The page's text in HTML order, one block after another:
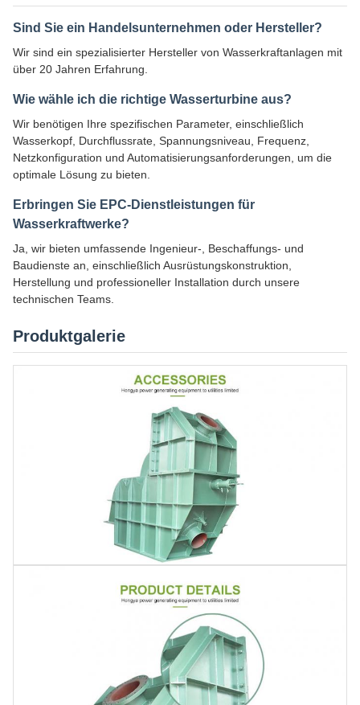
Sind Sie ein Handelsunternehmen oder Hersteller?
Wir sind ein spezialisierter Hersteller von Wasserkraftanlagen mit
über 20 Jahren Erfahrung.
Wie wähle ich die richtige Wasserturbine aus?
Wir benötigen Ihre spezifischen Parameter, einschließlich
Wasserkopf, Durchflussrate, Spannungsniveau, Frequenz,
Netzkonfiguration und Automatisierungsanforderungen, um die
optimale Lösung zu bieten.
Erbringen Sie EPC-Dienstleistungen für
Wasserkraftwerke?
Ja, wir bieten umfassende Ingenieur-, Beschaffungs- und
Baudienste an, einschließlich Ausrüstungskonstruktion,
Herstellung und professioneller Installation durch unsere
technischen Teams.
Produktgalerie